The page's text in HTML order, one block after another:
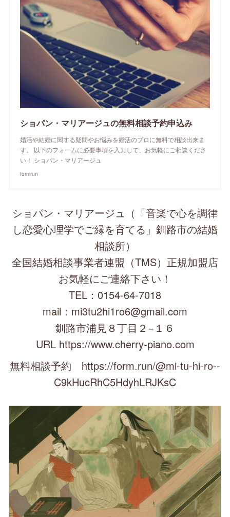
ショパン・マリアージュの無料相談予約申込み
婚活や結婚に関する疑問やお悩みを婚活のプロに無料で相談出来ま
す。 以下のフォームに必要事項を入力して、お気軽にご相談くださ
い！ ショパン・マリアージュ
formrun
ショパン・マリアージュ（「音楽で心を調律
し恋愛心理学でご縁を育てる」釧路市の結婚
相談所）
全国結婚相談事業者連盟（TMS）正規加盟店
お気軽にご連絡下さい！
TEL：0154-64-7018
mail：mi3tu2hi1ro6@gmail.com
釧路市浦見８丁目２−１６
URL https://www.cherry-piano.com
無料相談予約 https://form.run/@mi-tu-hi-ro--
C9kHucRhC5HdyhLRJKsC